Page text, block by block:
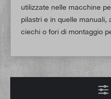
utilizzate nelle macchine
pilastri e in quelle manuali,
ciechi o fori di montaggio